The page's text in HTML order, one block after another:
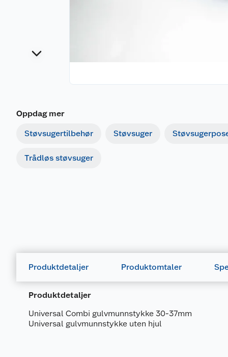
Oppdag mer
Støvsugertilbehør Støvsuger
Trådløs støvsuger
Produktdetaljer Produktomtaler
Produktdetaljer
Universal Combi gulvmunnstykke 30-37mm
Universal gulvmunnstykke uten hjul